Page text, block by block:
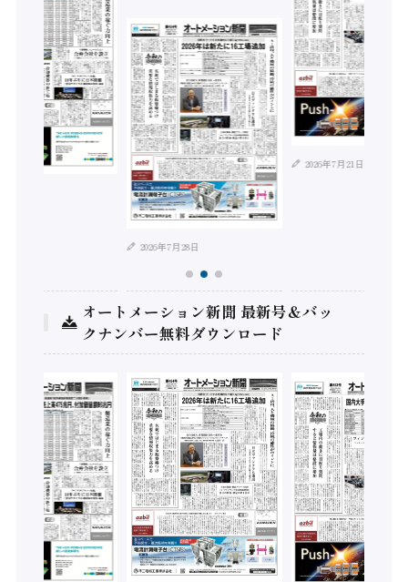
2026年7月28日
2026年7月21日
オートメーション新聞 最新号＆バッ
クナンバー無料ダウンロード